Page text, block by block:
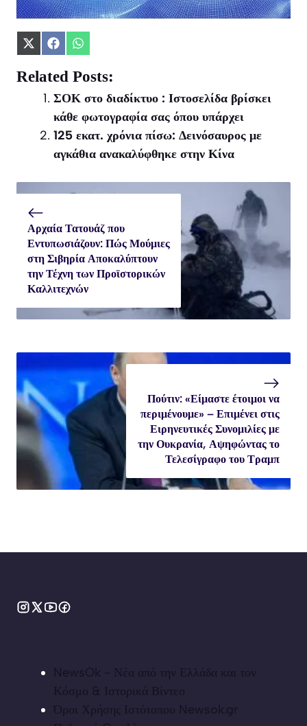
Share
X
(Twitter)
Share
Facebook
Share
WhatsApp
Related Posts:
ΣΟΚ στο διαδίκτυο : Ιστοσελίδα βρίσκει
κάθε φωτογραφία σας όπου υπάρχει
125 εκατ. χρόνια πίσω: Δεινόσαυρος με
αγκάθια ανακαλύφθηκε στην Κίνα
Αρχαία Τατουάζ που
Εντυπωσιάζουν: Πώς Μούμιες
στη Σιβηρία Αποκαλύπτουν
την Τέχνη των Προϊστορικών
Καλλιτεχνών
Πούτιν: «Είμαστε έτοιμοι να
περιμένουμε» – Επιμένει στις
Ειρηνευτικές Συνομιλίες με
την Ουκρανία, Αψηφώντας το
Τελεσίγραφο του Τραμπ
NewsOk - Νέα από την Ελλάδα και τον
Κόσμο & Ιστορικά Βίντεο
Όροι Χρήσης Ιστότοπου Newsok.gr